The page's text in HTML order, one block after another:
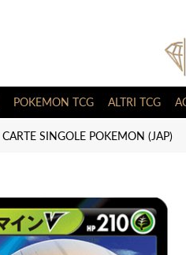
POKEMON TCG ALTRI TCG
CARTE SINGOLE POKEMON (JAP)